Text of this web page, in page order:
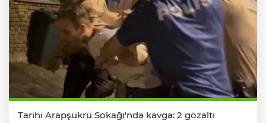
Tarihi Arapşükrü Sokağı'nda kavga: 2 gözaltı